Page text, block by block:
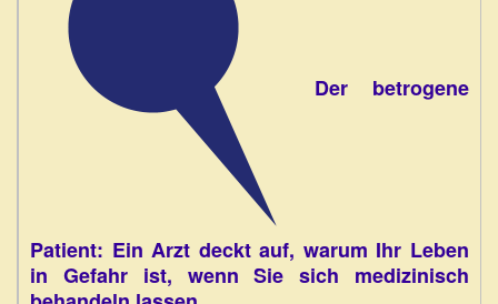
Der betrogene
Patient: Ein Arzt deckt auf, warum Ihr Leben
in Gefahr ist, wenn Sie sich medizinisch